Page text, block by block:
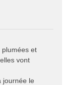
plumées et
vont
journée le